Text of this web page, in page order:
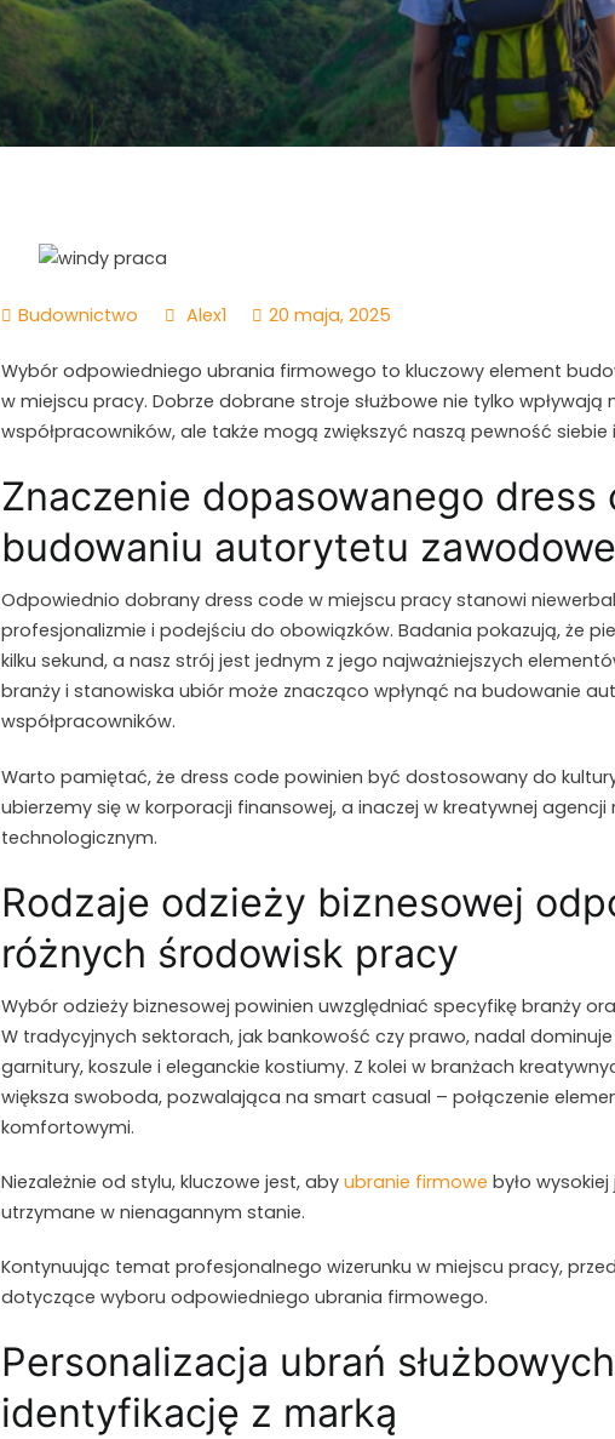
Budownictwo Alex1 20 maja, 2025
Wybór odpowiedniego ubrania firmowego to kluczowy element
w miejscu pracy. Dobrze dobrane stroje służbowe nie tylko wpływają
współpracowników, ale także mogą zwiększyć naszą pewność
Znaczenie dopasowanego dress
budowaniu autorytetu
Odpowiednio dobrany dress code w miejscu pracy stanowi
profesjonalizmie i podejściu do obowiązków. Badania pokazują, że
kilku sekund, a nasz strój jest jednym z jego najważniejszych
branży i stanowiska ubiór może znacząco wpłynąć na budowanie
współpracowników.
Warto pamiętać, że dress code powinien być dostosowany do
ubierzemy się w korporacji finansowej, a inaczej w kreatywnej
technologicznym.
Rodzaje odzieży biznesowej
różnych środowisk pracy
Wybór odzieży biznesowej powinien uwzględniać specyfikę branży
W tradycyjnych sektorach, jak bankowość czy prawo, nadal
garnitury, koszule i eleganckie kostiumy. Z kolei w branżach
większa swoboda, pozwalająca na smart casual – połączenie
komfortowymi.
Niezależnie od stylu, kluczowe jest, aby ubranie firmowe było
utrzymane w nienagannym stanie.
Kontynuując temat profesjonalnego wizerunku w miejscu pracy,
dotyczące wyboru odpowiedniego ubrania firmowego.
Personalizacja ubrań
identyfikację z marką